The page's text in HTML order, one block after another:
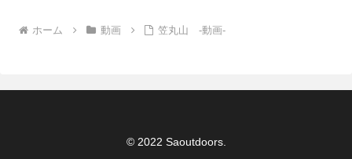
ホーム 動画 笠丸山 -動画-
© 2022 Saoutdoors.